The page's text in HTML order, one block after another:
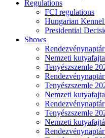
Regulations
FCI regulations
Hungarian
Presidential
Shows
Nemzeti
Tenyészszemle
Tenyészszemle
Nemzeti
Tenyészszemle
Nemzeti